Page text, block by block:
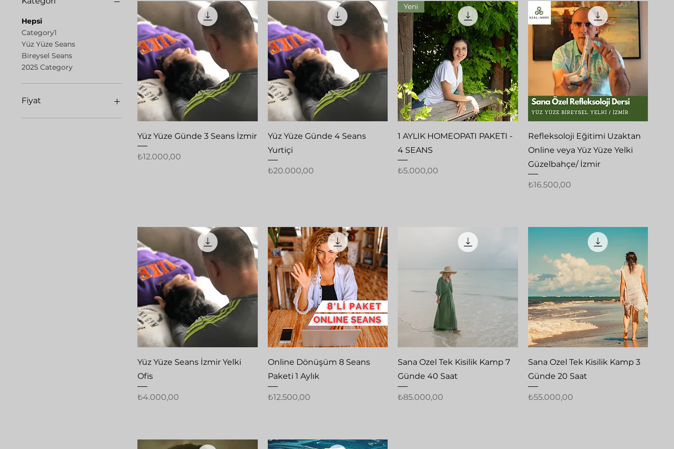
Hepsi
Category1
Yüz Yüze Seans
Bireysel Seans
2025 Category
Fiyat
Hızlı Bakış
Yüz Yüze Günde 3 Seans İzmir
Fiyat
₺12.000,00
Hızlı Bakış
Yüz Yüze Günde 4 Seans
Yurtiçi
Fiyat
₺20.000,00
Hızlı Bakış
Yeni
1 AYLIK HOMEOPATI PAKETI -
4 SEANS
Fiyat
₺5.000,00
Hızlı Bakış
Refleksoloji Eğitimi Uzaktan
Online veya Yüz Yüze Yelki
Güzelbahçe/ İzmir
Fiyat
₺16.500,00
Hızlı Bakış
Yüz Yüze Seans İzmir Yelki
Ofis
Fiyat
₺4.000,00
Hızlı Bakış
Online Dönüşüm 8 Seans
Paketi 1 Aylık
Fiyat
₺12.500,00
Hızlı Bakış
Sana Ozel Tek Kisilik Kamp 7
Günde 40 Saat
Fiyat
₺85.000,00
Hızlı Bakış
Sana Ozel Tek Kisilik Kamp 3
Günde 20 Saat
Fiyat
₺55.000,00